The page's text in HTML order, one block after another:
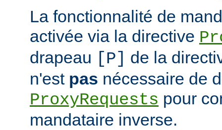
La fonctionnalité de
activée via la directive
drapeau
[P]
de la
n'est pas nécessaire de
ProxyRequests pour
mandataire inverse.